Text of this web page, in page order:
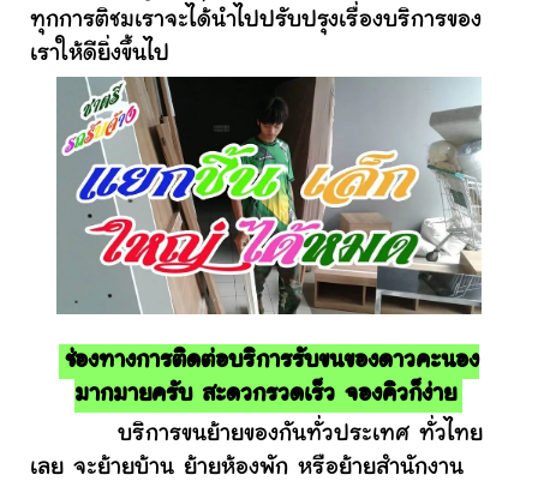
ทุกการติชมเราจะได้นำไปปรับปรุงเรื่องบริการของ
เราให้ดียิ่งขึ้นไป
ช่องทางการติดต่อบริการรับขนของดาวคะนอง
มากมายครับ สะดวกรวดเร็ว จองคิวก็ง่าย
บริการขนย้ายของกันทั่วประเทศ ทั่วไทย
เลย จะย้ายบ้าน ย้ายห้องพัก หรือย้ายสำนักงาน